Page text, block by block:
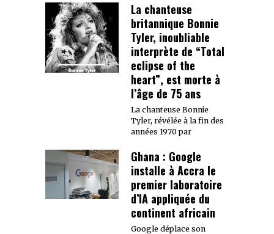
La chanteuse
britannique Bonnie
Tyler, inoubliable
interprète de “Total
eclipse of the
heart”, est morte à
l’âge de 75 ans
La chanteuse Bonnie
Tyler, révélée à la fin des
années 1970 par
Ghana : Google
installe à Accra le
premier laboratoire
d’IA appliquée du
continent africain
Google déplace son